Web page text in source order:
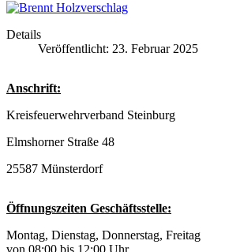
Details
Veröffentlicht: 23. Februar 2025
Anschrift:
Kreisfeuerwehrverband Steinburg
Elmshorner Straße 48
25587 Münsterdorf
Öffnungszeiten Geschäftsstelle:
Montag, Dienstag, Donnerstag, Freitag
von 08:00 bis 12:00 Uhr